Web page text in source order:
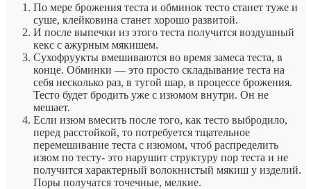
По мере брожения теста и обминок тесто станет туже и
суше, клейковина станет хорошо развитой.
И после выпечки из этого теста получится воздушный
кекс с ажурным мякишем.
Сухофруукты вмешиваются во время замеса теста, в
конце. Обминки — это просто складывание теста на
себя несколько раз, в тугой шар, в процессе брожения.
Тесто будет бродить уже с изюмом внутри. Он не
мешает.
Если изюм вмесить после того, как тесто выбродило,
перед расстойкой, то потребуется тщательное
перемешивание теста с изюмом, чтоб распределить
изюм по тесту- это нарушит структуру пор теста и не
получится характерный волокнистый мякиш у изделий.
Поры получатся точечные, мелкие.